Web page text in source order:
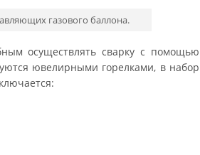
газового баллона.
осуществлять сварку с помощью
ювелирными горелками, в набор